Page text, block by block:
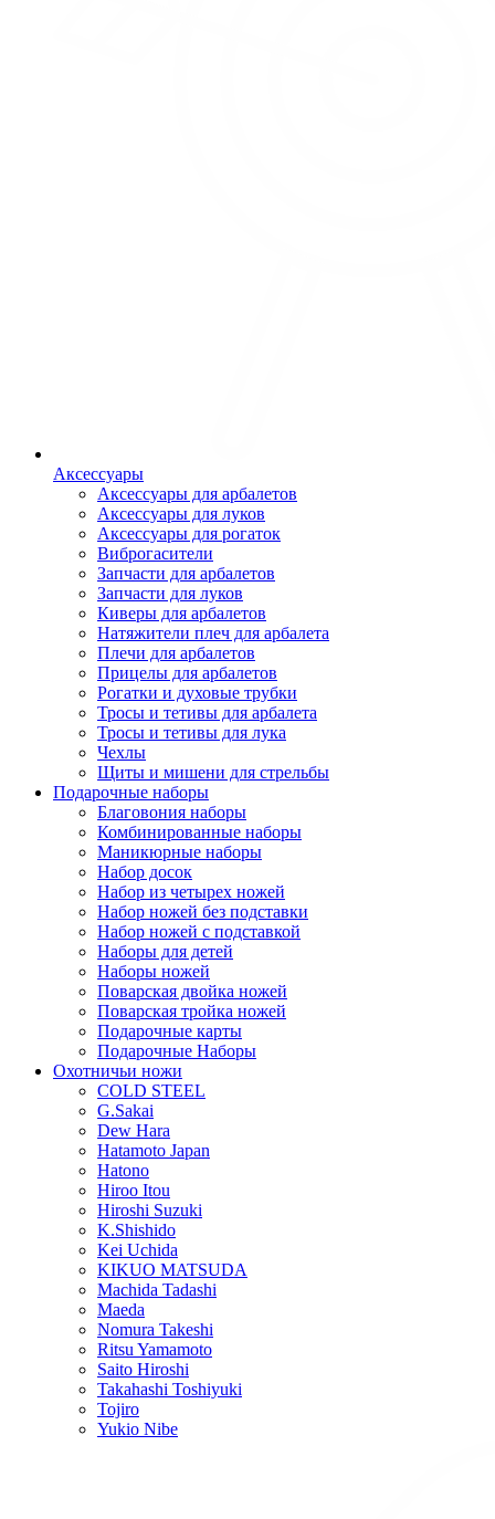
Аксессуары
Аксессуары для арбалетов
Аксессуары для луков
Аксессуары для рогаток
Виброгасители
Запчасти для арбалетов
Запчасти для луков
Киверы для арбалетов
Натяжители плеч для арбалета
Плечи для арбалетов
Прицелы для арбалетов
Рогатки и духовые трубки
Тросы и тетивы для арбалета
Тросы и тетивы для лука
Чехлы
Щиты и мишени для стрельбы
Подарочные наборы
Благовония наборы
Комбинированные наборы
Маникюрные наборы
Набор досок
Набор из четырех ножей
Набор ножей без подставки
Набор ножей с подставкой
Наборы для детей
Наборы ножей
Поварская двойка ножей
Поварская тройка ножей
Подарочные карты
Подарочные Наборы
Охотничьи ножи
COLD STEEL
G.Sakai
Dew Hara
Hatamoto Japan
Hatono
Hiroo Itou
Hiroshi Suzuki
K.Shishido
Kei Uchida
KIKUO MATSUDA
Machida Tadashi
Maeda
Nomura Takeshi
Ritsu Yamamoto
Saito Hiroshi
Takahashi Toshiyuki
Tojiro
Yukio Nibe